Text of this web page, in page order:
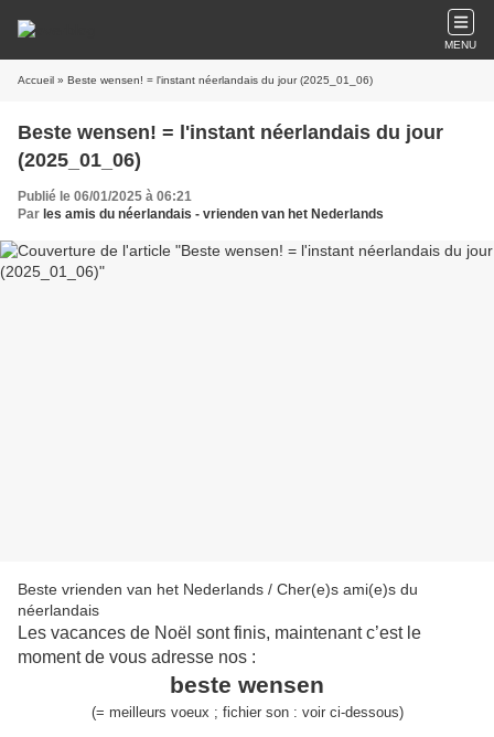
MENU
Accueil » Beste wensen! = l'instant néerlandais du jour (2025_01_06)
Beste wensen! = l'instant néerlandais du jour
(2025_01_06)
Publié le 06/01/2025 à 06:21
Par les amis du néerlandais - vrienden van het Nederlands
Beste vrienden van het Nederlands / Cher(e)s ami(e)s du
néerlandais
Les vacances de Noël sont finis, maintenant c’est le
moment de vous adresse nos :
beste wensen
(= meilleurs voeux ; fichier son : voir ci-dessous)